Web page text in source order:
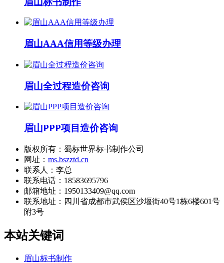
眉山AAA信用等级办理
眉山全过程造价咨询
眉山PPP项目造价咨询
版权所有：蜀标世界标书制作公司
网址： ms.bszztd.cn
联系人：李总
联系电话：18583695796
邮箱地址：1950133409@qq.com
联系地址： 四川省成都市武侯区沙堰街40号1栋6楼601号
附3号
本站关键词
眉山标书制作